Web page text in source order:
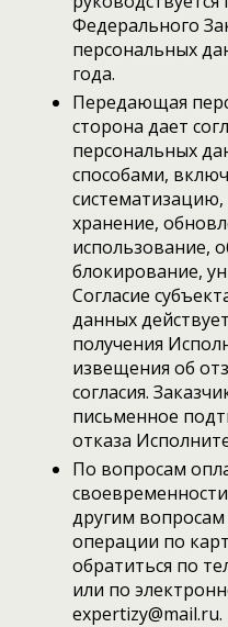
Федерального
персональных
года.
Передающая
сторона дает
персональных
способами,
хранение,
использование,
блокирование,
Согласие
данных
получения
извещения об
согласия.
письменное
отказа
По вопросам
другим
операции по
обратиться по
или по
expertizy@mail.ru.